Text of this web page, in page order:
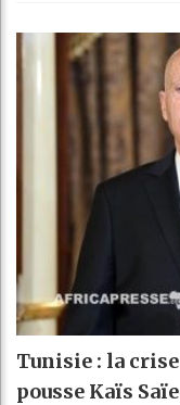
Tunisie : la
pousse Kaïs